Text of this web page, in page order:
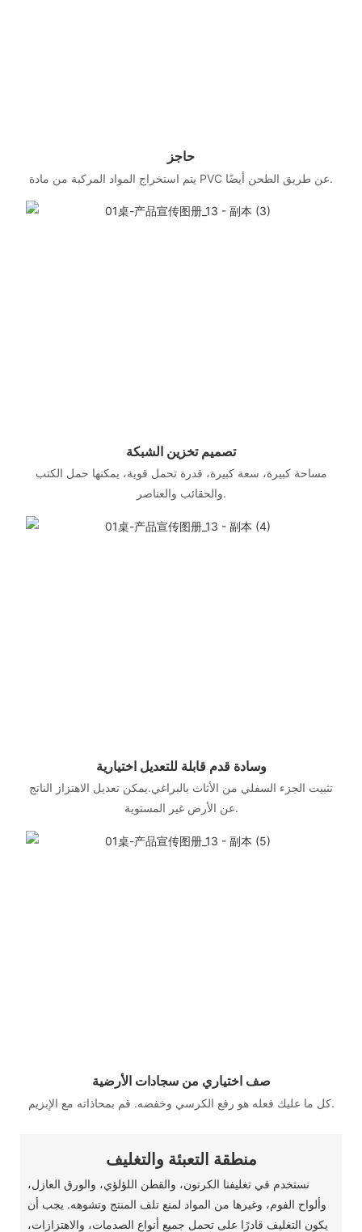
حاجز
يتم استخراج المواد المركبة من مادة PVC عن طريق الطحن أيضًا.
تصميم تخزين الشبكة
مساحة كبيرة، سعة كبيرة، قدرة تحمل قوية، يمكنها حمل الكتب
والحقائب والعناصر.
وسادة قدم قابلة للتعديل اختيارية
تثبيت الجزء السفلي من الأثاث بالبراغي.يمكن تعديل الاهتزاز الناتج
عن الأرض غير المستوية.
صف اختياري من سجادات الأرضية
كل ما عليك فعله هو رفع الكرسي وخفضه. قم بمحاذاته مع الإبزيم.
منطقة التعبئة والتغليف
نستخدم في تغليفنا الكرتون، والقطن اللؤلؤي، والورق العازل،
وألواح الفوم، وغيرها من المواد لمنع تلف المنتج وتشوهه. يجب أن
يكون التغليف قادرًا على تحمل جميع أنواع الصدمات، والاهتزازات،